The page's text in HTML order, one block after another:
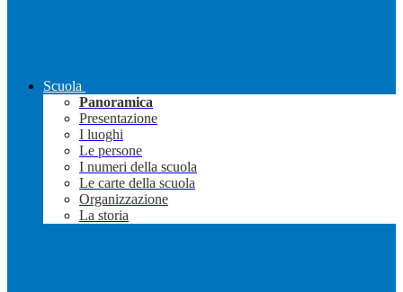
Scuola
Panoramica
Presentazione
I luoghi
Le persone
I numeri della scuola
Le carte della scuola
Organizzazione
La storia